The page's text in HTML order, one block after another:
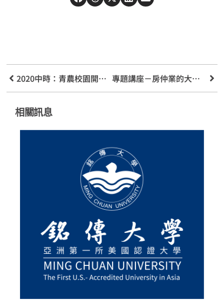
2020中時：青農校園開講 魏瑞廷：請大家以台灣農產為傲 專題講座－房仲業的大數據應用
相關訊息